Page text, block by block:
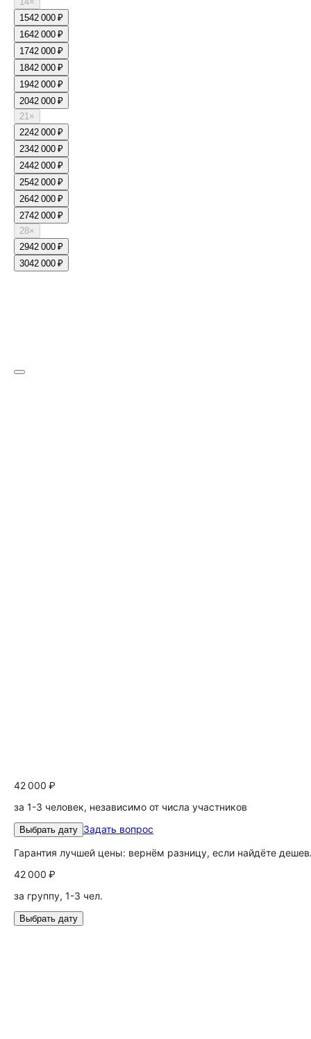
1542 000 ₽
1642 000 ₽
1742 000 ₽
1842 000 ₽
1942 000 ₽
2042 000 ₽
21×
2242 000 ₽
2342 000 ₽
2442 000 ₽
2542 000 ₽
2642 000 ₽
2742 000 ₽
28×
2942 000 ₽
3042 000 ₽
42 000 ₽
за 1-3 человек, независимо от числа участников
Выбрать дату Задать вопрос
Гарантия лучшей цены: вернём разницу, если найдёте
42 000 ₽
за группу, 1-3 чел.
Выбрать дату